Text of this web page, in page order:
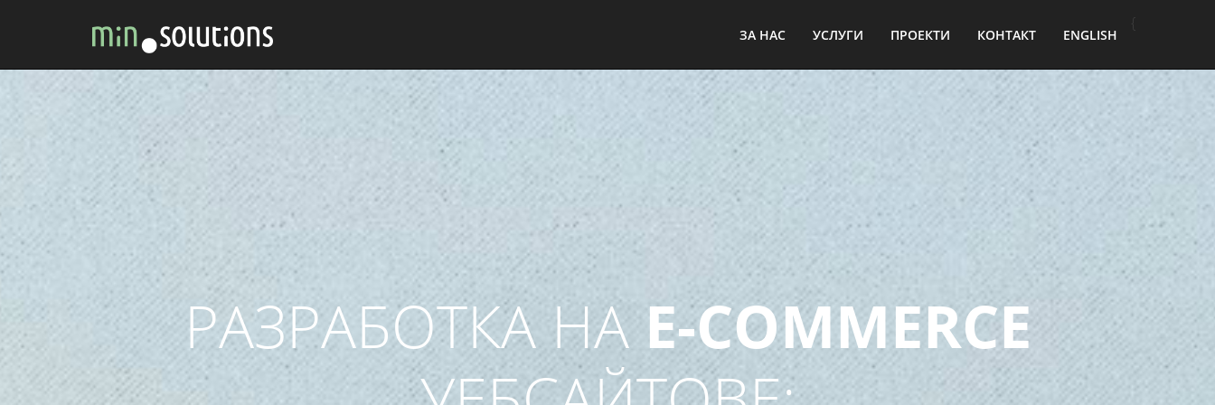
ЗА НАС УСЛУГИ ПРОЕКТИ КОНТАКТ
{
ENGLISH
УЕБСАЙТОВЕ ЗА СЪБИТИЯ
БЪРЗА И ЕФЕКТИВНА РАЗРАБОТКА
ПЕРСОНАЛИЗИРАНИWEBПРОЕКТИ,
СЪОБРАЗЕНИ С НУЖДИТЕ НА КЛИЕНТИТЕ
РАЗРАБОТКА НАE-COMMERCE